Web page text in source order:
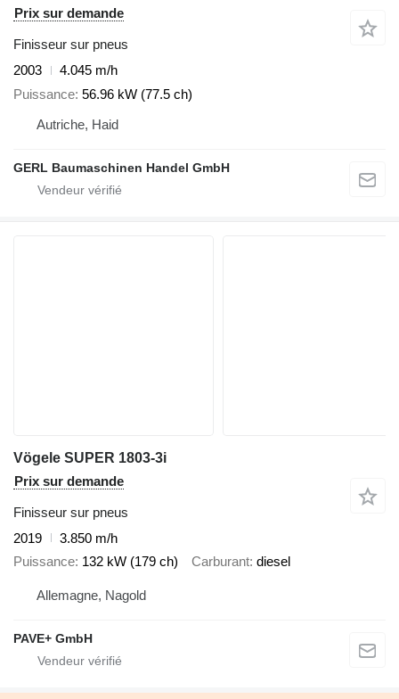
Prix sur demande
Finisseur sur pneus
2003
4.045 m/h
Puissance 56.96 kW (77.5 ch)
Autriche, Haid
GERL Baumaschinen Handel GmbH
Vögele SUPER 1803-3i
Prix sur demande
Finisseur sur pneus
2019
3.850 m/h
Puissance 132 kW (179 ch) Carburant diesel
Allemagne, Nagold
PAVE+ GmbH